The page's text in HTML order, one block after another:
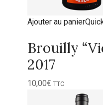
Ajouter au panier
Brouilly
2017
10,00€ TTC